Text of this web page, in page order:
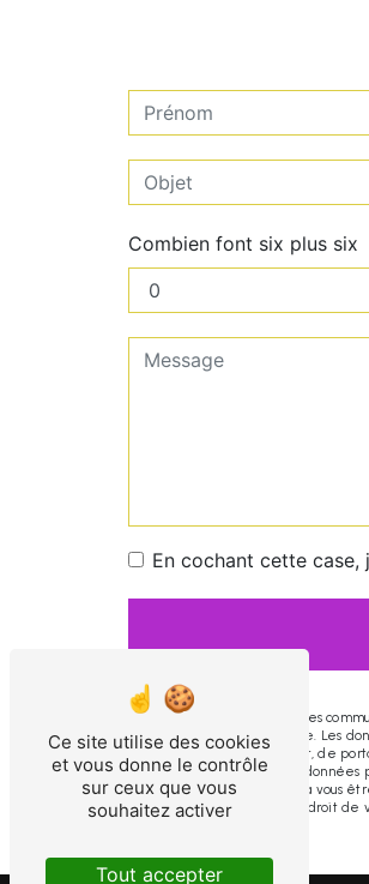
Combien font six plus six
En cochant cette
** Les données personnelles
répondre à votre message. Les
rectification, d’effacement, de
d’organiser le sort de vos
justificatif d'identité pourra vous
contentieux. Vous avez le droit de
Ce site utilise des cookies
et vous donne le contrôle
sur ceux que vous
souhaitez activer
Tout accepter